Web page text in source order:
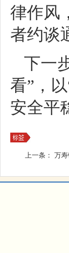
律作风
者约谈
下一
看”，
安全平
上一条： 万